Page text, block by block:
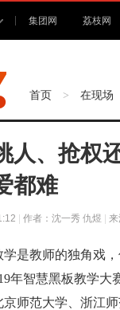
集团网 荔枝网
首页 > 在现场
人、抢权
都难
作者：沈一秀 仇煜 来
教师的独角戏，
年智慧黑板教学
师范大学、浙江